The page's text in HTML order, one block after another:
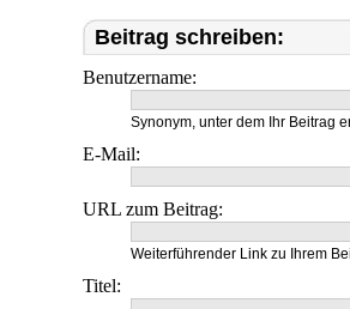
Beitrag schreiben:
Benutzername:
Synonym, unter dem Ihr Beitrag
E-Mail:
URL zum Beitrag:
Weiterführender Link zu Ihrem
Titel: